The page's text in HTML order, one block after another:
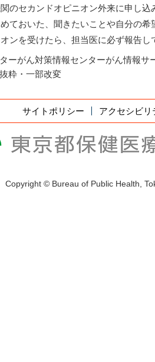
のセカンドオピニオン外来に申し込
ておいた、聞きたいことや自分の希
ンを受けたら、担当医に必ず報告
ーがん対策情報センターがん情報
粋・一部改変
サイトポリシー アクセシビリ
Copyright © Bureau of Public Health,